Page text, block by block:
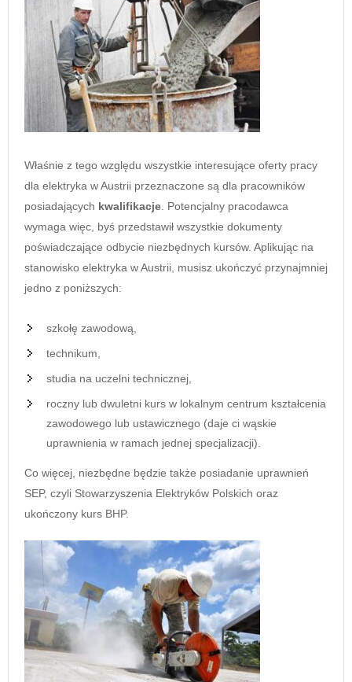
Właśnie z tego względu wszystkie interesujące oferty pracy
dla elektryka w Austrii przeznaczone są dla pracowników
posiadających kwalifikacje. Potencjalny pracodawca
wymaga więc, byś przedstawił wszystkie dokumenty
poświadczające odbycie niezbędnych kursów. Aplikując na
stanowisko elektryka w Austrii, musisz ukończyć przynajmniej
jedno z poniższych:
szkołę zawodową,
technikum,
studia na uczelni technicznej,
roczny lub dwuletni kurs w lokalnym centrum kształcenia
zawodowego lub ustawicznego (daje ci wąskie
uprawnienia w ramach jednej specjalizacji).
Co więcej, niezbędne będzie także posiadanie uprawnień
SEP, czyli Stowarzyszenia Elektryków Polskich oraz
ukończony kurs BHP.